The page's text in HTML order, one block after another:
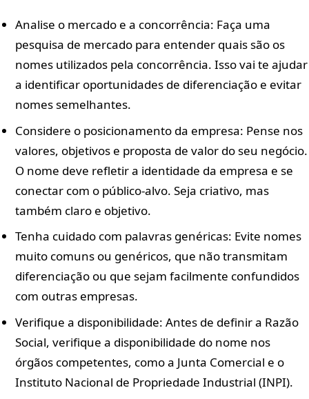
Analise o mercado e a concorrência: Faça uma
pesquisa de mercado para entender quais são os
nomes utilizados pela concorrência. Isso vai te ajudar
a identificar oportunidades de diferenciação e evitar
nomes semelhantes.
Considere o posicionamento da empresa: Pense nos
valores, objetivos e proposta de valor do seu negócio.
O nome deve refletir a identidade da empresa e se
conectar com o público-alvo. Seja criativo, mas
também claro e objetivo.
Tenha cuidado com palavras genéricas: Evite nomes
muito comuns ou genéricos, que não transmitam
diferenciação ou que sejam facilmente confundidos
com outras empresas.
Verifique a disponibilidade: Antes de definir a Razão
Social, verifique a disponibilidade do nome nos
órgãos competentes, como a Junta Comercial e o
Instituto Nacional de Propriedade Industrial (INPI).